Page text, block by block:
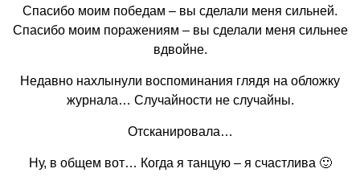
Спасибо моим победам – вы сделали меня сильней.
Спасибо моим поражениям – вы сделали меня сильнее
вдвойне.
Недавно нахлынули воспоминания глядя на обложку
журнала… Случайности не случайны.
Отсканировала…
Ну, в общем вот… Когда я танцую – я счастлива 🙂